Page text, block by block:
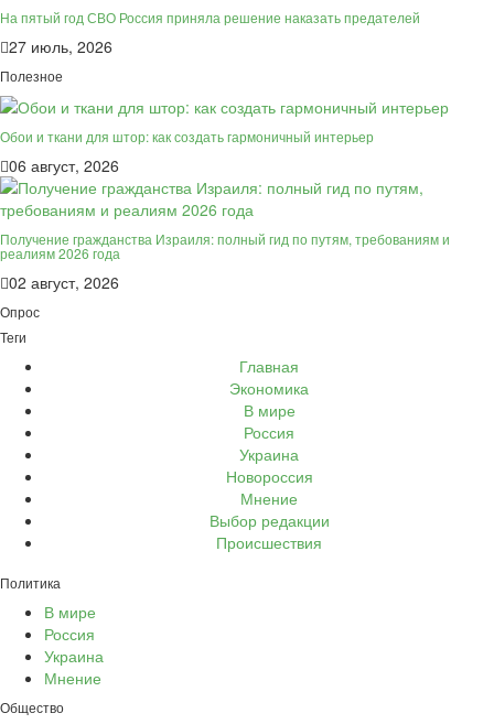
На пятый год СВО Россия приняла решение наказать предателей
27 июль, 2026
Полезное
Обои и ткани для штор: как создать гармоничный интерьер
06 август, 2026
Получение гражданства Израиля: полный гид по путям, требованиям и
реалиям 2026 года
02 август, 2026
Опрос
Теги
Главная
Экономика
В мире
Россия
Украина
Новороссия
Мнение
Выбор редакции
Происшествия
Политика
В мире
Россия
Украина
Мнение
Общество